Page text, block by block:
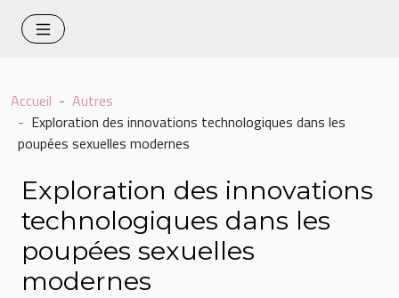
Accueil
Autres
Exploration des innovations technologiques dans les
poupées sexuelles modernes
Exploration des innovations
technologiques dans les
poupées sexuelles
modernes